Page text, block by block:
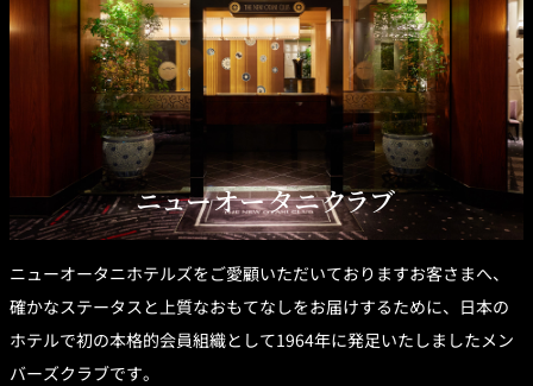
窓
ー
を
オ
ー
タ
ニ
ク
ラ
ブ
ダ
イ
ナ
ー
ス
レ
ミ
ア
ム
ー
ド
会員カードの種類
入
会
の
み
ニ
ー
ー
特
典
ニューオータニク
ラブラウンジ 宿泊特典
レストラン・バー
特典
（お誕生日／記念
日特典など）
婚礼特典
館
内
設
他
特
典
テ
ル
典
一
覧
ポ
イ
ン
ト
プ
ロ
グ
ラ
ム
イ
ン
ト
を
め
イ
ン
ト
の
効
期
ト
を
確
認
・
交
換
す
る
ジ
タ
ル
ホ
テ
券
で
の
ご
利
用
ポ
イ
ン
プ
ロ
ラ
規
約
ニューオータニクラブ
ニューオータニホテルズをご愛顧いただいておりますお客さまへ、
確かなステータスと上質なおもてなしをお届けするために、日本の
ホテルで初の本格的会員組織として1964年に発足いたしましたメン
バーズクラブです。